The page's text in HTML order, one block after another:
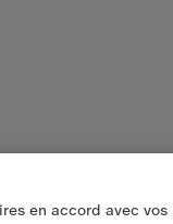
en accord avec vos